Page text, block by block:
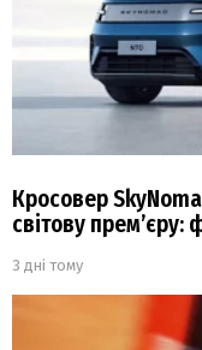
Кросовер
світову прем’єру:
3 дні тому